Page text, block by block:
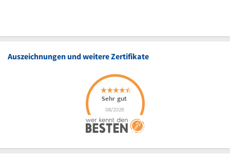
Auszeichnungen und weitere Zertifikate